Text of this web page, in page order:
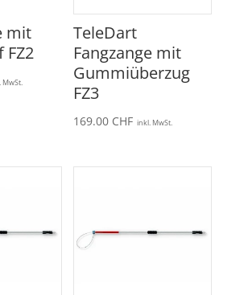
mit
FZ2
MwSt.
TeleDart
Fangzange mit
Gummiüberzug
FZ3
169.00 CHF inkl. MwSt.